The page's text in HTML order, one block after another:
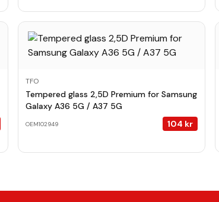
TFO
Tempered glass 2,5D Premium for Samsung
Galaxy A36 5G / A37 5G
OEM102949 104 kr